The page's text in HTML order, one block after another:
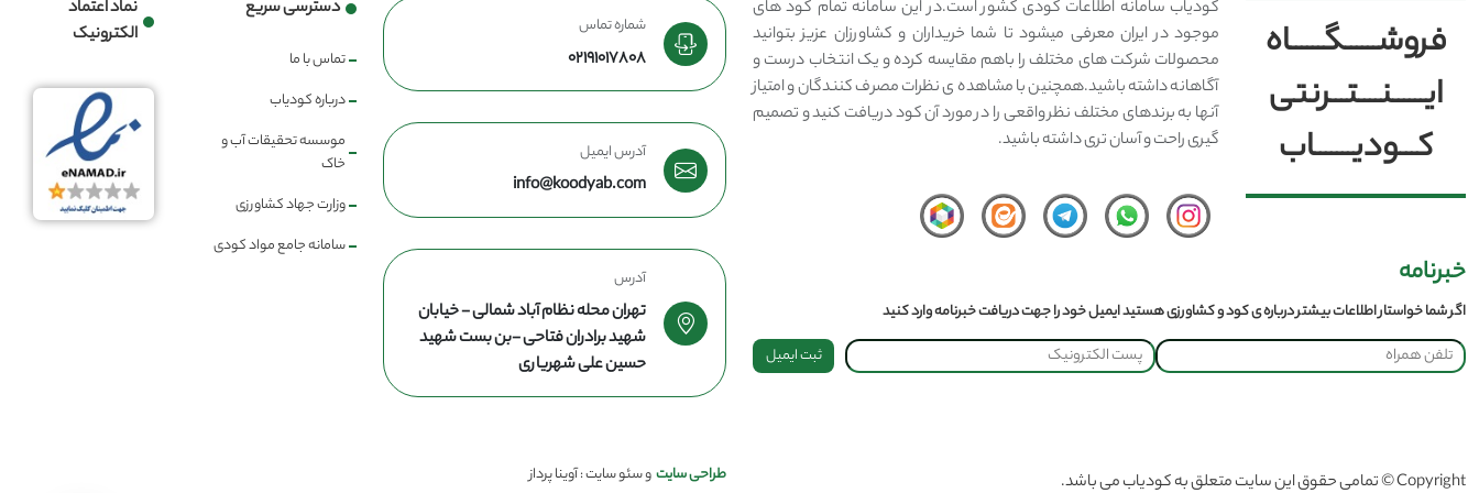
فروشــــــگــــــاه
ایــــــنــــتـــرنتی
کـــودیـــــــاب
کودیاب سامانه اطلاعات کودی کشور است.در این سامانه تمام کود های
موجود در ایران معرفی میشود تا شما خریداران و کشاورزان عزیز بتوانید
محصولات شرکت های مختلف را باهم مقایسه کرده و یک انتخاب درست و
آگاهانه داشته باشید.همچنین با مشاهده ی نظرات مصرف کنندگان و امتیاز
آنها به برندهای مختلف نظر واقعی را در مورد آن کود دریافت کنید و تصمیم
گیری راحت و آسان تری داشته باشید.
خبرنامه
اگر شما خواستار اطلاعات بیشتر درباره ی کود و کشاورزی هستید ایمیل خود را جهت دریافت خبرنامه وارد کنید
ثبت ایمیل
شماره تماس
02191017808
آدرس ایمیل
info@koodyab.com
آدرس
تهران محله نظام آباد شمالی - خیابان
شهید برادران فتاحی -بن بست شهید
حسین علی شهریاری
دسترسی سریع
تماس با ما
درباره کودیاب
موسسه تحقیقات آب و
خاک
وزارت جهاد کشاورزی
سامانه جامع مواد کودی
نماد اعتماد
الکترونیک
Copyright © تمامی حقوق این سایت متعلق به کودیاب می باشد. طراحی سایتو سئو سایت : آوینا پرداز